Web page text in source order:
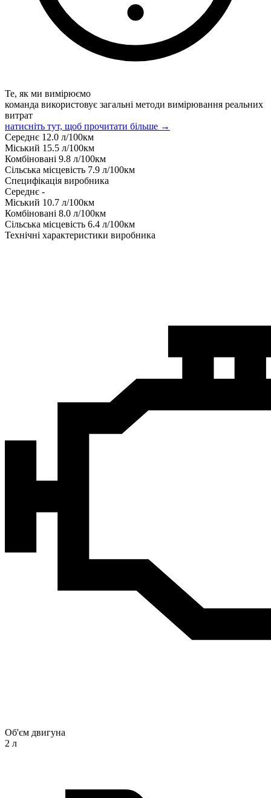
Те, як ми вимірюємо
команда використовує загальні методи вимірювання реальних
витрат
натисніть тут, щоб прочитати більше →
Середнє 12.0 л/100км
Міський 15.5 л/100км
Комбіновані 9.8 л/100км
Сільська місцевість 7.9 л/100км
Специфікація виробника
Середнє -
Міський 10.7 л/100км
Комбіновані 8.0 л/100км
Сільська місцевість 6.4 л/100км
Технічні характеристики виробника
Об'єм двигуна
2 л